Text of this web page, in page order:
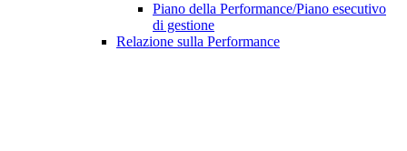
Piano della Performance/Piano esecutivo
di gestione
Relazione sulla Performance